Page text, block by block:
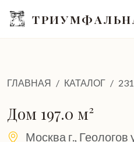
ГЛАВНАЯ КАТАЛОГ
Дом 197.0 м²
Москва г., Геологов